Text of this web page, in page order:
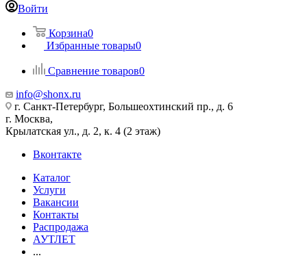
Войти
Корзина0
Избранные товары0
Сравнение товаров0
info@shonx.ru
г. Санкт-Петербург, Большеохтинский пр., д. 6
г. Москва,
Крылатская ул., д. 2, к. 4 (2 этаж)
Вконтакте
Каталог
Услуги
Вакансии
Контакты
Распродажа
АУТЛЕТ
...